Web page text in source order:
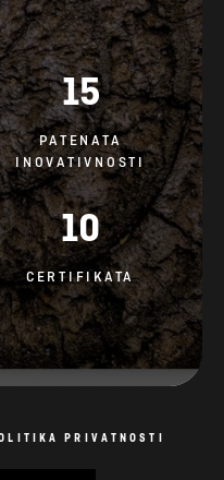
15
PATENATA
INOVATIVNOSTI
10
CERTIFIKATA
PRIVATNOSTI